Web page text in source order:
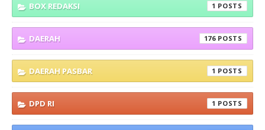
BOX REDAKSI 1
DAERAH 176
DAERAH PASBAR 1
DPD RI 1